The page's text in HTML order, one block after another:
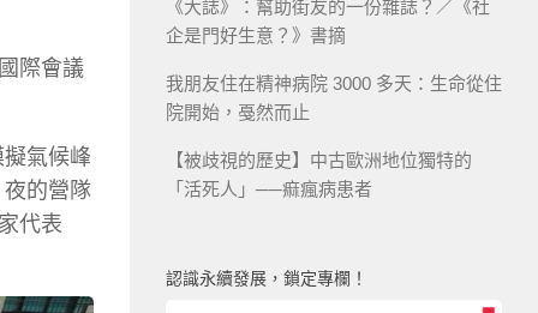
際會議
氣候峰
的營隊
代表
《大誌》：幫助街友的一份雜誌？／《社
企是門好生意？》書摘
我朋友住在精神病院 3000 多天：生命從住
院開始，戞然而止
【被歧視的歷史】中古歐洲地位獨特的
「活死人」──痲瘋病患者
認識永續發展，鎖定專欄！